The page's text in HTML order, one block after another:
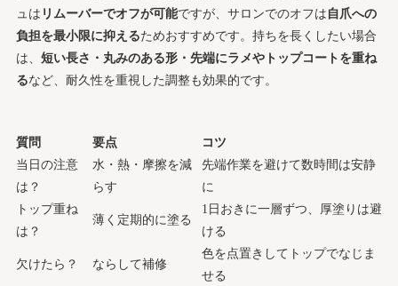
ュは リムーバーでオフが可能ですが、サロンでのオフは 自爪への
負担を最小限に抑えるためおすすめです。持ちを長くしたい場合
は、 短い長さ・丸みのある形・先端にラメやトップコートを重ね
るなど、耐久性を重視した調整も効果的です。
質問 要点
コツ
当日の注意
は？
水・熱・摩擦を減
らす
先端作業を避けて数時間は安静
に
トップ重ね
は？
薄く定期的に塗る
1日おきに一層ずつ、厚塗りは避
ける
欠けたら？ ならして補修
色を点置きしてトップでなじま
せる